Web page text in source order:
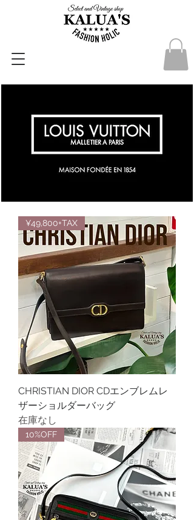
¥49,800+TAX
CHRISTIAN DIOR CDエンブレムレ
ザーショルダーバッグ
在庫なし
10%OFF